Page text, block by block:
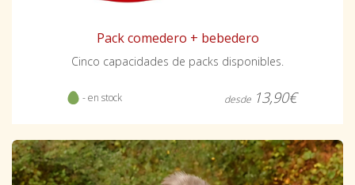
Pack comedero + bebedero
Cinco capacidades de packs disponibles.
- en stock desde 13,90€